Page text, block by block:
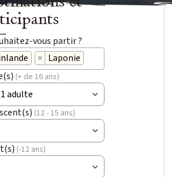
Niveau 4 à 5 / Itinérance
Voyage signature
Voyage d’auteur
Exploration
Peuples du Monde
Fêtes & Festivals
Rencontre et Immersion
vous partir ?
× Laponie
(+ de 16 ans)
(12 - 15 ans)
(-12 ans)